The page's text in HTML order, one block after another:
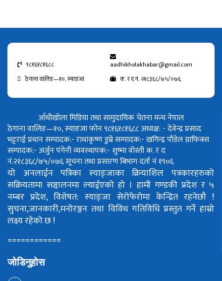
९८१६१८१६८८
aadhikholakhabar@gmail.com
ठेगाना वालिङ—१०, स्याङजा
क. र द नं. २१८३६८/७५/०७६
आँधीखोला मिडिया तथा सामुदायिक चेतना मन्च नेपाल
ठेगाना वालिङ—१०, स्याङजा फोन ९८१६१८१६८८अध्यक्ष: - देवेन्द्र प्रसाद
भट्टराईप्रधान सम्पादक:- राधाकृष्ण डुम्रेसम्पादक:- खगिन्द्र पौडेलग्राफिक्स
सम्पादक:- अर्जुन पंगेनीव्यवस्थापक:- शुष्मा वोस्तीक. र द
नं.२१८३६८/७५/०७६सूचना तथा प्रसारण बिभाग दर्ता नं १९०६
यो अनलाईन पत्रिका स्याङ्जाका क्रियाशिल पत्रकारहरुको
सक्रियतामा सञ्चालनमा ल्याईएको हो । हामी गण्डकी प्रदेश र ५
नम्बर प्रदेश, विशेषत: स्याङ्जा सेरोफेरोमा केन्द्रित रहनेछौ !
सुचना,जानकारी,मनोरञ्जन तथा विविध गतिविधि प्रस्तुत गर्ने हाम्रो
लक्ष्य रहेको छ !
============
जोडिनुहोस